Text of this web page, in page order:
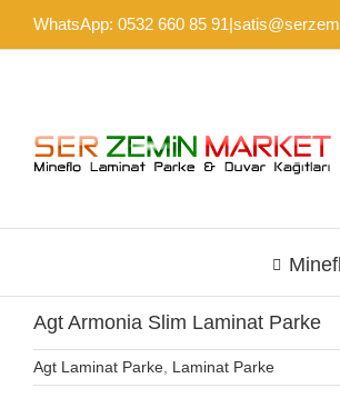
WhatsApp: 0532 660 85 91|
Agt Armonia Slim Laminat Parke
Agt Laminat Parke Laminat Parke